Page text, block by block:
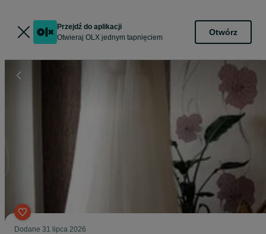
Przejdź do aplikacji
Otwieraj OLX jednym tapnięciem
Otwórz
Dodane 31 lipca 2026